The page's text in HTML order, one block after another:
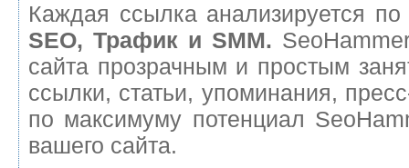
Каждая ссылка анализируется
SEO, Трафик и SMM.
сайта прозрачным и простым
ссылки, статьи, упоминания,
по максимуму потенциал
вашего сайта.